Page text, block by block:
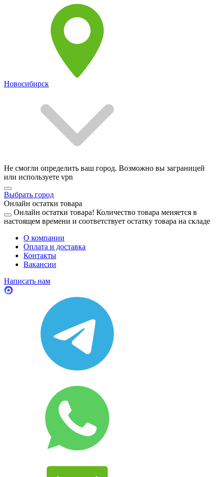
Новосибирск
Не смогли определить ваш город. Возможно вы заграницей
или используете vpn
Выбрать город
Онлайн остатки товара
Онлайн остатки товара! Количество товара меняется в
настоящем времени и соответствует остатку товара на складе
О компании
Оплата и доставка
Контакты
Вакансии
Написать нам